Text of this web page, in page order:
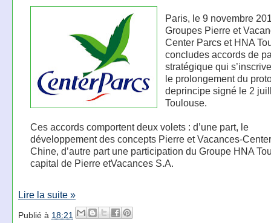
Paris, le 9 novembre
Groupes Pierre et
Center Parcs et HNA
concludes accords de
stratégique qui
le prolongement du
deprincipe signé le 2
Toulouse.
Ces accords comportent deux volets : d’une part, le
développement des concepts Pierre et Vacances-
Chine, d’autre part une participation du Groupe HNA
capital de Pierre etVacances S.A.
Lire la suite »
Publié à 18:21